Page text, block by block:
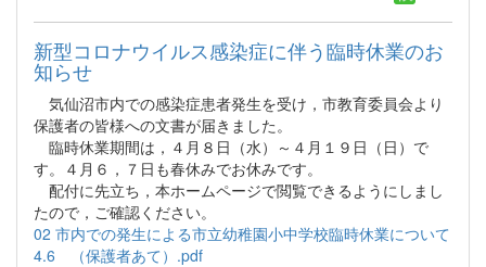
新型コロナウイルス感染症に伴う臨時休業のお
知らせ
気仙沼市内での感染症患者発生を受け，市教育委員会より
保護者の皆様への文書が届きました。
臨時休業期間は，４月８日（水）～４月１９日（日）で
す。４月６，７日も春休みでお休みです。
配付に先立ち，本ホームページで閲覧できるようにしまし
たので，ご確認ください。
02 市内での発生による市立幼稚園小中学校臨時休業について
4.6 （保護者あて）.pdf